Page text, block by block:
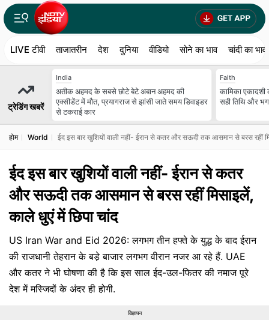
LIVE टीवी ताजातरीन देश दुनिया वीडियो सोने का भाव चांदी का भाव
ट्रेडिंग खबरें
India
अतीक अहमद के सबसे छोटे बेटे अबान अहमद की
एक्सीडेंट में मौत, प्रयागराज से झांसी जाते समय डिवाइडर
से टकराई कार
Faith
कामिका
सही तिथि और
होम World ईद इस बार खुशियों वाली नहीं- ईरान से कतर और सऊदी तक आसमान से बरस रहीं
ईद इस बार खुशियों वाली नहीं- ईरान से कतर
और सऊदी तक आसमान से बरस रहीं मिसाइलें,
काले धुएं में छिपा चांद
US Iran War and Eid 2026: लगभग तीन हफ्ते के युद्ध के बाद ईरान
की राजधानी तेहरान के बडे़ बाजार लगभग वीरान नजर आ रहे हैं. UAE
और कतर ने भी घोषणा की है कि इस साल ईद-उल-फितर की नमाज पूरे
देश में मस्जिदों के अंदर ही होगी.
विज्ञापन